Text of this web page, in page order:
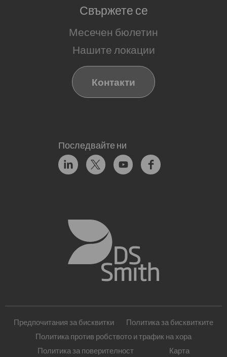
Свържете се
Месечен бюлетин
Нашите локации
Контакти
Последвайте ни
Предпочитания за бисквитки
Политика за бисквитките
Политика против робството и трафик на хора
Политика за поверителност
Карта